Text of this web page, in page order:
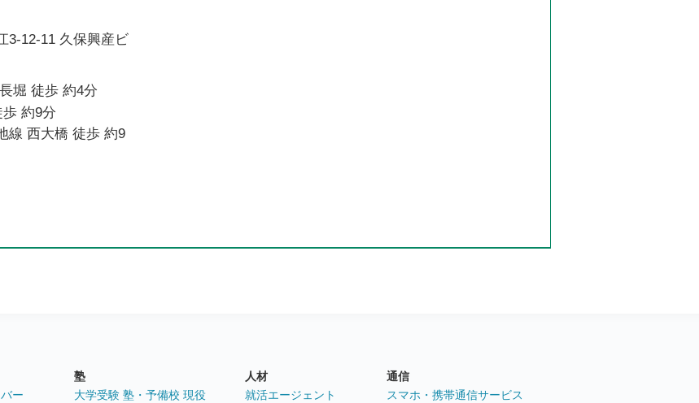
3-12-11 久保興産ビ
堀 徒歩 約4分
約9分
線 西大橋 徒歩 約9
ー
塾
大学受験 塾・予備校 現役
人材
就活エージェント
通信
スマホ・携帯通信サービス